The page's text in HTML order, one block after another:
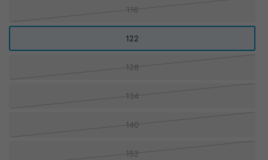
116
122
128
134
140
152